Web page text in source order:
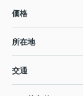
価格
所在地
交通